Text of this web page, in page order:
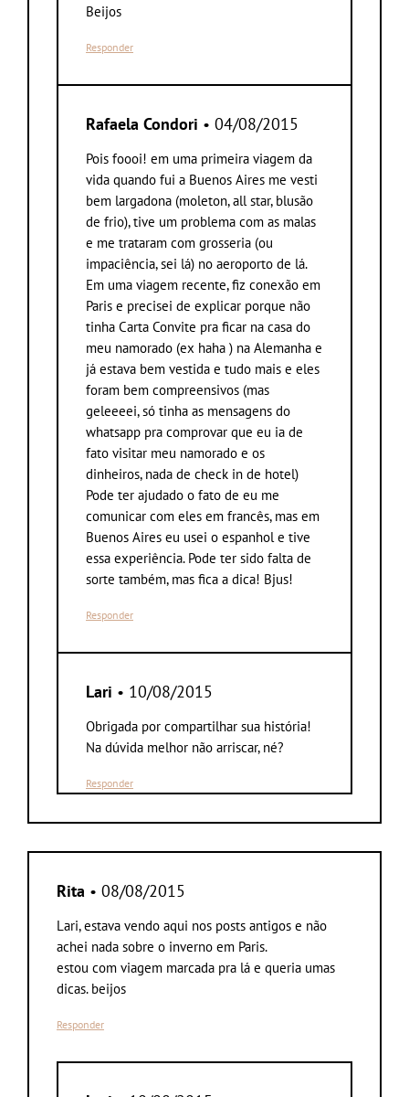
Beijos
Responder
Rafaela Condori • 04/08/2015
Pois foooi! em uma primeira viagem da
vida quando fui a Buenos Aires me vesti
bem largadona (moleton, all star, blusão
de frio), tive um problema com as malas
e me trataram com grosseria (ou
impaciência, sei lá) no aeroporto de lá.
Em uma viagem recente, fiz conexão em
Paris e precisei de explicar porque não
tinha Carta Convite pra ficar na casa do
meu namorado (ex haha ) na Alemanha e
já estava bem vestida e tudo mais e eles
foram bem compreensivos (mas
geleeeei, só tinha as mensagens do
whatsapp pra comprovar que eu ia de
fato visitar meu namorado e os
dinheiros, nada de check in de hotel)
Pode ter ajudado o fato de eu me
comunicar com eles em francês, mas em
Buenos Aires eu usei o espanhol e tive
essa experiência. Pode ter sido falta de
sorte também, mas fica a dica! Bjus!
Responder
Lari • 10/08/2015
Obrigada por compartilhar sua história!
Na dúvida melhor não arriscar, né?
Responder
Rita • 08/08/2015
Lari, estava vendo aqui nos posts antigos e não
achei nada sobre o inverno em Paris.
estou com viagem marcada pra lá e queria umas
dicas. beijos
Responder